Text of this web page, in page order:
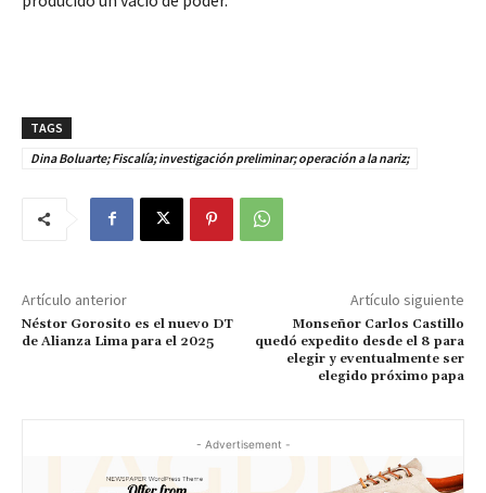
TAGS
Dina Boluarte; Fiscalía; investigación preliminar; operación a la nariz;
Artículo anterior
Néstor Gorosito es el nuevo DT
de Alianza Lima para el 2025
Artículo siguiente
Monseñor Carlos Castillo
quedó expedito desde el 8 para
elegir y eventualmente ser
elegido próximo papa
- Advertisement -